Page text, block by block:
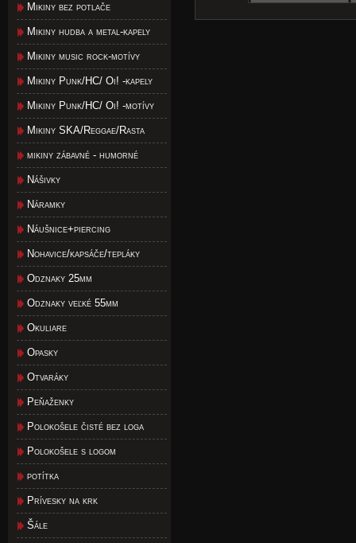
Mikiny bez potlače
Mikiny hudba a metal-kapely
Mikiny music rock-motívy
Mikiny Punk/HC/ Oi! -kapely
Mikiny Punk/HC/ Oi! -motívy
Mikiny SKA/Reggae/Rasta
mikiny zábavné - humorné
Nášivky
Náramky
Náušnice+piercing
Nohavice/kapsáče/tepláky
Odznaky 25mm
Odznaky veľké 55mm
Okuliare
Opasky
Otvaráky
Peňaženky
Polokošele čisté bez loga
Polokošele s logom
potítka
Prívesky na krk
Šále